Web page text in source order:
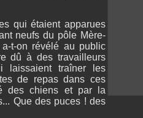
qui étaient apparues
neufs du pôle Mère-
t-on révélé au public
dû à des travailleurs
laissaient traîner les
de repas dans ces
des chiens et par la
Que des puces ! des